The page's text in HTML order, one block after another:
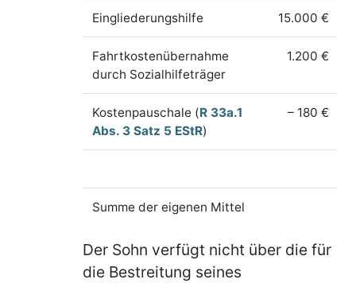
Eingliederungshilfe 15.000 €
Fahrtkostenübernahme
durch Sozialhilfeträger
1.200 €
Kostenpauschale (R 33a.1
Abs. 3 Satz 5 EStR)
– 180 €
Summe der eigenen Mittel
Der Sohn verfügt nicht über die für
die Bestreitung seines